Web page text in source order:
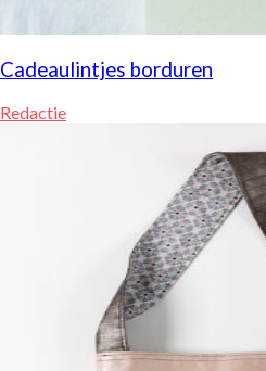
Cadeaulintjes borduren
Redactie